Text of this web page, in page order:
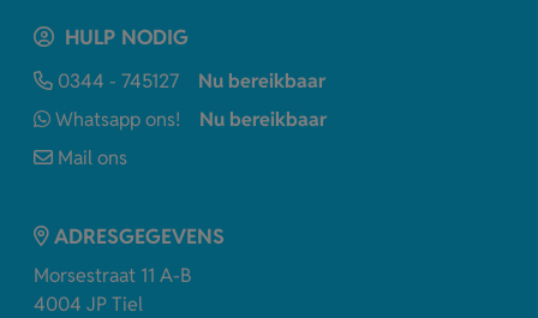
HULP NODIG
0344 - 745127
Nu bereikbaar
Whatsapp ons!
Nu bereikbaar
Mail ons
ADRESGEGEVENS
Morsestraat 11 A-B
4004 JP Tiel